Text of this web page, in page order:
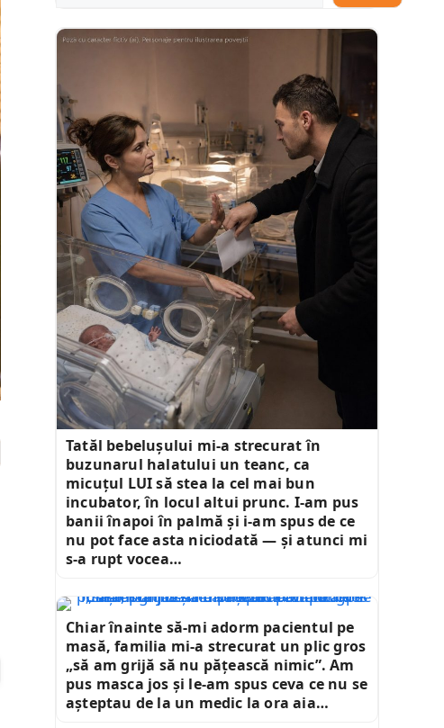
Tatăl bebelușului mi-a strecurat în
buzunarul halatului un teanc, ca
micuțul LUI să stea la cel mai bun
incubator, în locul altui prunc. I-am pus
banii înapoi în palmă și i-am spus de ce
nu pot face asta niciodată — și atunci mi
s-a rupt vocea…
Chiar înainte să-mi adorm pacientul pe
masă, familia mi-a strecurat un plic gros
„să am grijă să nu pățească nimic”. Am
pus masca jos și le-am spus ceva ce nu se
așteptau de la un medic la ora aia…